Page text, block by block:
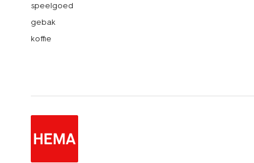
speelgoed
gebak
koffie